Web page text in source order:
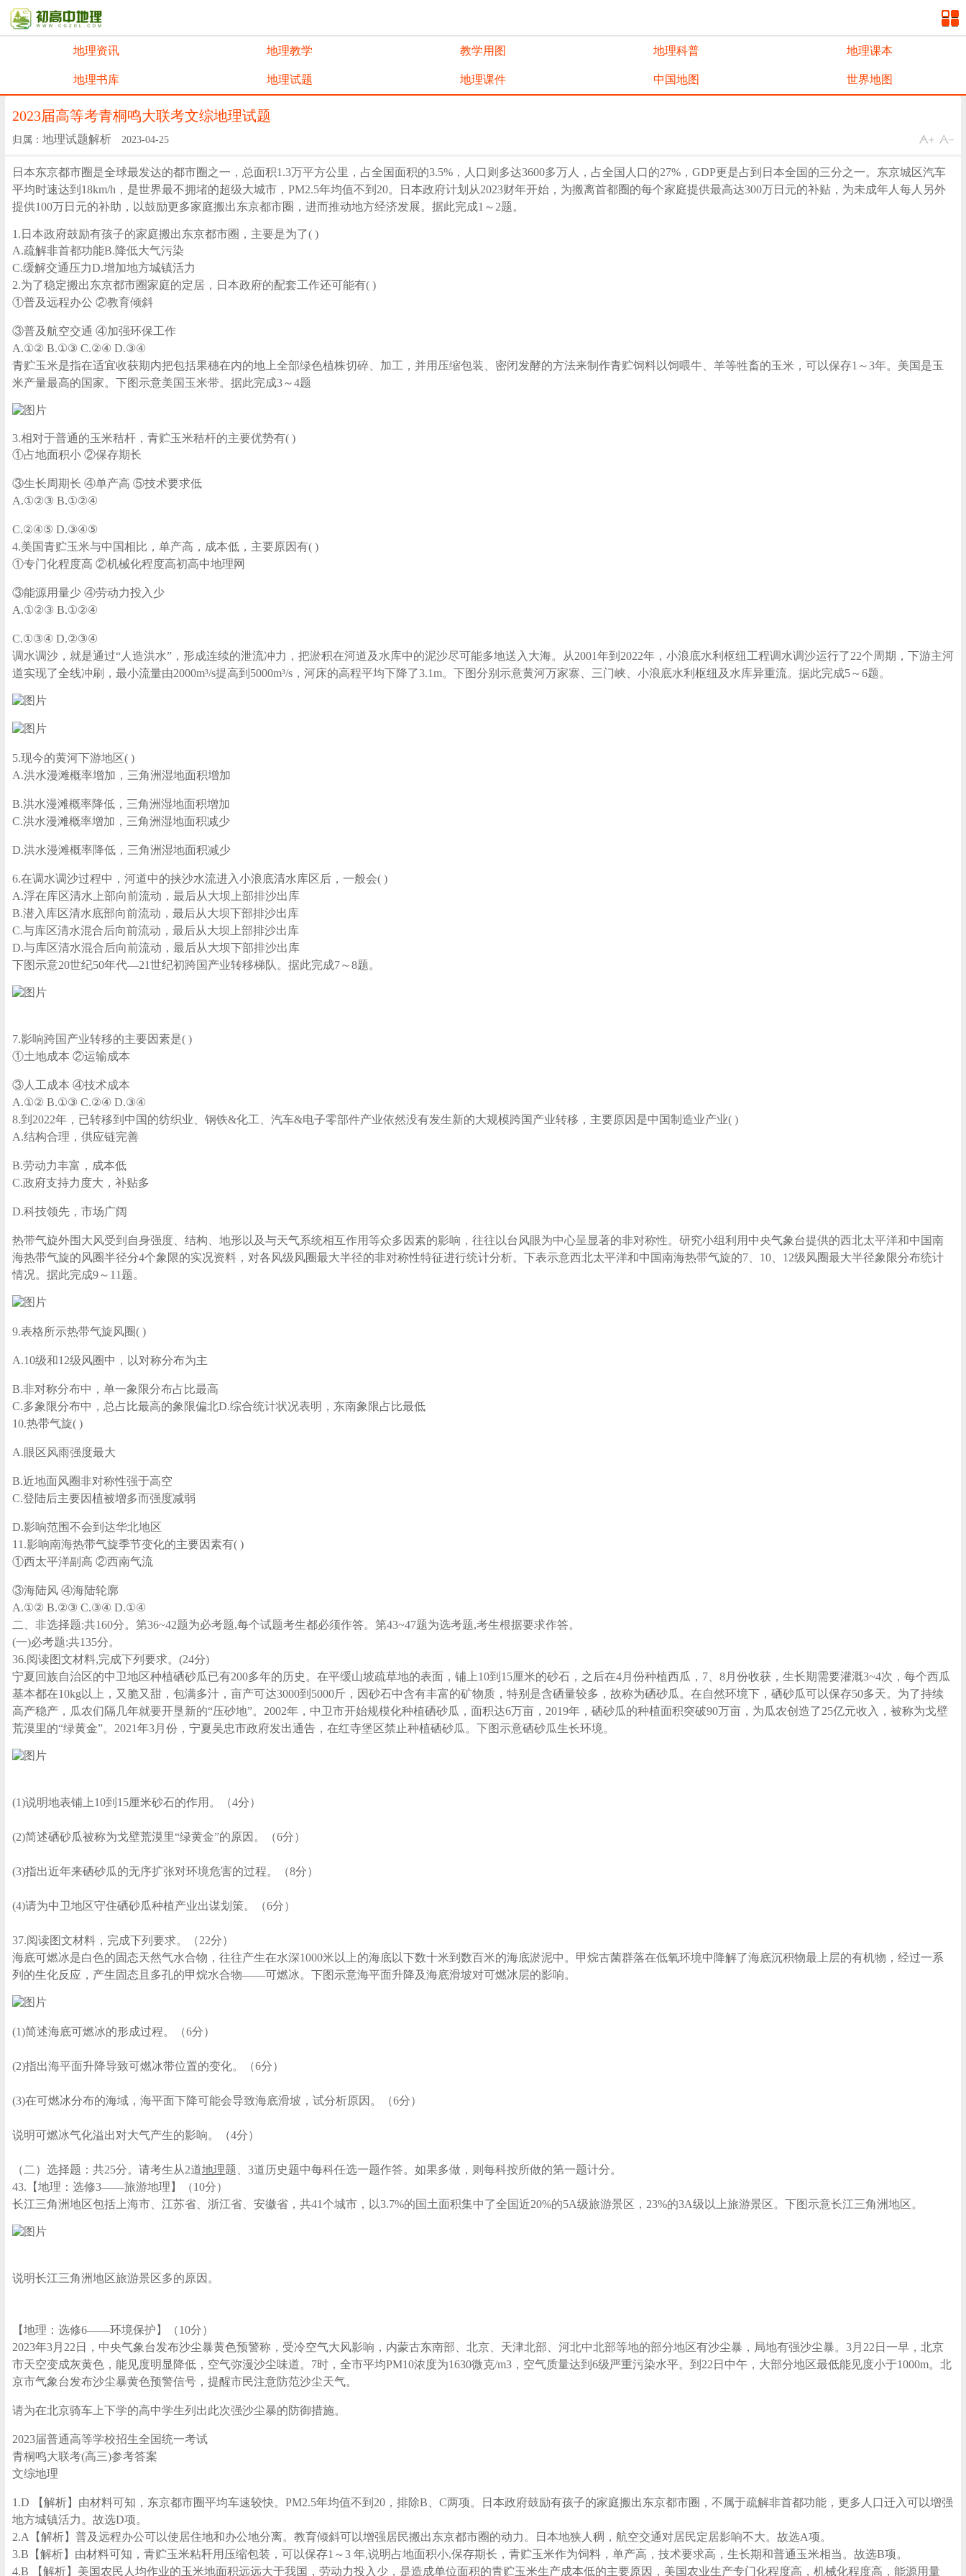
地理资讯 地理教学 教学用图 地理科普 地理课本
地理书库 地理试题 地理课件 中国地图 世界地图
2023届高等考青桐鸣大联考文综地理试题
归属： 地理试题解析2023-04-25
日本东京都市圈是全球最发达的都市圈之一，总面积1.3万平方公里，占全国面积的3.5%，人口则多达3600多万人，占全国人口的27%，GDP更是占到日本全国的三分之一。东京城区汽车
平均时速达到18km/h，是世界最不拥堵的超级大城市，PM2.5年均值不到20。日本政府计划从2023财年开始，为搬离首都圈的每个家庭提供最高达300万日元的补贴，为未成年人每人另外
提供100万日元的补助，以鼓励更多家庭搬出东京都市圈，进而推动地方经济发展。据此完成1～2题。
1.日本政府鼓励有孩子的家庭搬出东京都市圈，主要是为了( )
A.疏解非首都功能B.降低大气污染
C.缓解交通压力D.增加地方城镇活力
2.为了稳定搬出东京都市圈家庭的定居，日本政府的配套工作还可能有( )
①普及远程办公 ②教育倾斜
③普及航空交通 ④加强环保工作
A.①② B.①③ C.②④ D.③④
青贮玉米是指在适宜收获期内把包括果穗在内的地上全部绿色植株切碎、加工，并用压缩包装、密闭发酵的方法来制作青贮饲料以饲喂牛、羊等牲畜的玉米，可以保存1～3年。美国是玉
米产量最高的国家。下图示意美国玉米带。据此完成3～4题
3.相对于普通的玉米秸杆，青贮玉米秸杆的主要优势有( )
①占地面积小 ②保存期长
③生长周期长 ④单产高 ⑤技术要求低
A.①②③ B.①②④
C.②④⑤ D.③④⑤
4.美国青贮玉米与中国相比，单产高，成本低，主要原因有( )
①专门化程度高 ②机械化程度高初高中地理网
③能源用量少 ④劳动力投入少
A.①②③ B.①②④
C.①③④ D.②③④
调水调沙，就是通过“人造洪水”，形成连续的泄流冲力，把淤积在河道及水库中的泥沙尽可能多地送入大海。从2001年到2022年，小浪底水利枢纽工程调水调沙运行了22个周期，下游主河
道实现了全线冲刷，最小流量由2000m³/s提高到5000m³/s，河床的高程平均下降了3.1m。下图分别示意黄河万家寨、三门峡、小浪底水利枢纽及水库异重流。据此完成5～6题。
5.现今的黄河下游地区( )
A.洪水漫滩概率增加，三角洲湿地面积增加
B.洪水漫滩概率降低，三角洲湿地面积增加
C.洪水漫滩概率增加，三角洲湿地面积减少
D.洪水漫滩概率降低，三角洲湿地面积减少
6.在调水调沙过程中，河道中的挟沙水流进入小浪底清水库区后，一般会( )
A.浮在库区清水上部向前流动，最后从大坝上部排沙出库
B.潜入库区清水底部向前流动，最后从大坝下部排沙出库
C.与库区清水混合后向前流动，最后从大坝上部排沙出库
D.与库区清水混合后向前流动，最后从大坝下部排沙出库
下图示意20世纪50年代—21世纪初跨国产业转移梯队。据此完成7～8题。
7.影响跨国产业转移的主要因素是( )
①土地成本 ②运输成本
③人工成本 ④技术成本
A.①② B.①③ C.②④ D.③④
8.到2022年，已转移到中国的纺织业、钢铁&化工、汽车&电子零部件产业依然没有发生新的大规模跨国产业转移，主要原因是中国制造业产业( )
A.结构合理，供应链完善
B.劳动力丰富，成本低
C.政府支持力度大，补贴多
D.科技领先，市场广阔
热带气旋外围大风受到自身强度、结构、地形以及与天气系统相互作用等众多因素的影响，往往以台风眼为中心呈显著的非对称性。研究小组利用中央气象台提供的西北太平洋和中国南
海热带气旋的风圈半径分4个象限的实况资料，对各风级风圈最大半径的非对称性特征进行统计分析。下表示意西北太平洋和中国南海热带气旋的7、10、12级风圈最大半径象限分布统计
情况。据此完成9～11题。
9.表格所示热带气旋风圈( )
A.10级和12级风圈中，以对称分布为主
B.非对称分布中，单一象限分布占比最高
C.多象限分布中，总占比最高的象限偏北D.综合统计状况表明，东南象限占比最低
10.热带气旋( )
A.眼区风雨强度最大
B.近地面风圈非对称性强于高空
C.登陆后主要因植被增多而强度减弱
D.影响范围不会到达华北地区
11.影响南海热带气旋季节变化的主要因素有( )
①西太平洋副高 ②西南气流
③海陆风 ④海陆轮廓
A.①② B.②③ C.③④ D.①④
二、非选择题:共160分。第36~42题为必考题,每个试题考生都必须作答。第43~47题为选考题,考生根据要求作答。
(一)必考题:共135分。
36.阅读图文材料,完成下列要求。(24分)
宁夏回族自治区的中卫地区种植硒砂瓜已有200多年的历史。在平缓山坡疏草地的表面，铺上10到15厘米的砂石，之后在4月份种植西瓜，7、8月份收获，生长期需要灌溉3~4次，每个西瓜
基本都在10kg以上，又脆又甜，包满多汁，亩产可达3000到5000斤，因砂石中含有丰富的矿物质，特别是含硒量较多，故称为硒砂瓜。在自然环境下，硒砂瓜可以保存50多天。为了持续
高产稳产，瓜农们隔几年就要开垦新的“压砂地”。2002年，中卫市开始规模化种植硒砂瓜，面积达6万亩，2019年，硒砂瓜的种植面积突破90万亩，为瓜农创造了25亿元收入，被称为戈壁
荒漠里的“绿黄金”。2021年3月份，宁夏吴忠市政府发出通告，在红寺堡区禁止种植硒砂瓜。下图示意硒砂瓜生长环境。
(1)说明地表铺上10到15厘米砂石的作用。（4分）
(2)简述硒砂瓜被称为戈壁荒漠里“绿黄金”的原因。（6分）
(3)指出近年来硒砂瓜的无序扩张对环境危害的过程。（8分）
(4)请为中卫地区守住硒砂瓜种植产业出谋划策。（6分）
37.阅读图文材料，完成下列要求。（22分）
海底可燃冰是白色的固态天然气水合物，往往产生在水深1000米以上的海底以下数十米到数百米的海底淤泥中。甲烷古菌群落在低氧环境中降解了海底沉积物最上层的有机物，经过一系
列的生化反应，产生固态且多孔的甲烷水合物——可燃冰。下图示意海平面升降及海底滑坡对可燃冰层的影响。
(1)简述海底可燃冰的形成过程。（6分）
(2)指出海平面升降导致可燃冰带位置的变化。（6分）
(3)在可燃冰分布的海域，海平面下降可能会导致海底滑坡，试分析原因。（6分）
说明可燃冰气化溢出对大气产生的影响。（4分）
（二）选择题：共25分。请考生从2道地理题、3道历史题中每科任选一题作答。如果多做，则每科按所做的第一题计分。
43.【地理：选修3——旅游地理】（10分）
长江三角洲地区包括上海市、江苏省、浙江省、安徽省，共41个城市，以3.7%的国土面积集中了全国近20%的5A级旅游景区，23%的3A级以上旅游景区。下图示意长江三角洲地区。
说明长江三角洲地区旅游景区多的原因。
【地理：选修6——环境保护】（10分）
2023年3月22日，中央气象台发布沙尘暴黄色预警称，受冷空气大风影响，内蒙古东南部、北京、天津北部、河北中北部等地的部分地区有沙尘暴，局地有强沙尘暴。3月22日一早，北京
市天空变成灰黄色，能见度明显降低，空气弥漫沙尘味道。7时，全市平均PM10浓度为1630微克/m3，空气质量达到6级严重污染水平。到22日中午，大部分地区最低能见度小于1000m。北
京市气象台发布沙尘暴黄色预警信号，提醒市民注意防范沙尘天气。
请为在北京骑车上下学的高中学生列出此次强沙尘暴的防御措施。
2023届普通高等学校招生全国统一考试
青桐鸣大联考(高三)参考答案
文综地理
1.D 【解析】由材料可知，东京都市圈平均车速较快。PM2.5年均值不到20，排除B、C两项。日本政府鼓励有孩子的家庭搬出东京都市圈，不属于疏解非首都功能，更多人口迁入可以增强
地方城镇活力。故选D项。
2.A【解析】普及远程办公可以使居住地和办公地分离。教育倾斜可以增强居民搬出东京都市圈的动力。日本地狭人稠，航空交通对居民定居影响不大。故选A项。
3.B【解析】由材料可知，青贮玉米粘秆用压缩包装，可以保存1～3 年,说明占地面积小,保存期长，青贮玉米作为饲料，单产高，技术要求高，生长期和普通玉米相当。故选B项。
4.B 【解析】美国农民人均作业的玉米地面积远远大于我国，劳动力投入少，是造成单位面积的青贮玉米生产成本低的主要原因，美国农业生产专门化程度高，机械化程度高，能源用量